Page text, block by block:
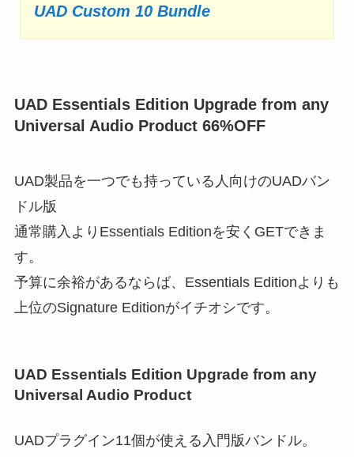
UAD Custom 10 Bundle
UAD Essentials Edition Upgrade from any
Universal Audio Product 66%OFF
UAD製品を一つでも持っている人向けのUADバン
ドル版
通常購入よりEssentials Editionを安くGETできま
す。
予算に余裕があるならば、Essentials Editionよりも
上位のSignature Editionがイチオシです。
UAD Essentials Edition Upgrade from any
Universal Audio Product
UADプラグイン11個が使える入門版バンドル。